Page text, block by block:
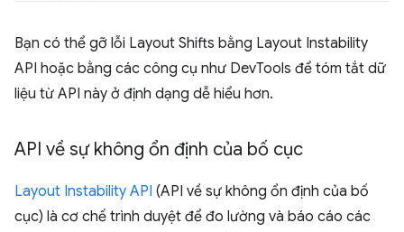
Bạn có thể gỡ lỗi Layout Shifts bằng Layout Instability
API hoặc bằng các công cụ như DevTools để tóm tắt dữ
liệu từ API này ở định dạng dễ hiểu hơn.
API về sự không ổn định của bố cục
Layout Instability API (API về sự không ổn định của bố
cục) là cơ chế trình duyệt để đo lường và báo cáo các